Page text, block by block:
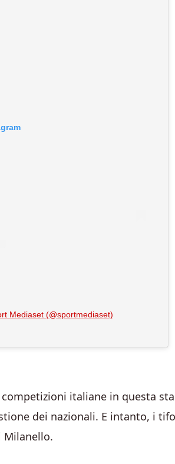
Mediaset (@sportmediaset)
italiane in questa
dei nazionali. E intanto, i